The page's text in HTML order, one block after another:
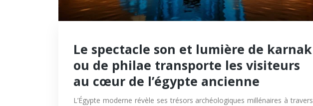
Le spectacle son et lumière de karnak
ou de philae transporte les visiteurs
au cœur de l’égypte ancienne
L’Égypte moderne révèle ses trésors archéologiques millénaires à travers